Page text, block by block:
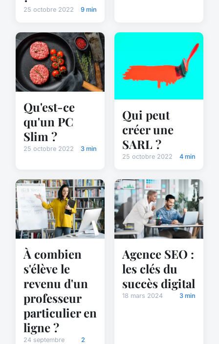
25 octobre 2022 9 min
Qu'est-ce
qu'un PC
Slim ?
25 octobre 2022 3 min
Qui peut
créer une
SARL ?
25 octobre 2022 4 min
À combien
s'élève le
revenu d'un
professeur
particulier en
ligne ?
24 septembre
2
Agence SEO :
les clés du
succès digital
18 mars 2024 3 min